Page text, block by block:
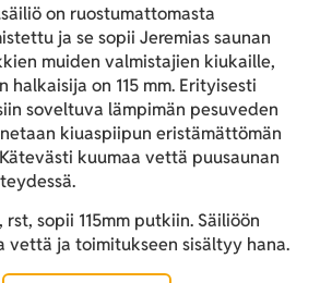
on ruostumattomasta
ja se sopii Jeremias saunan
muiden valmistajien kiukaille,
halkaisija on 115 mm. Erityisesti
soveltuva lämpimän pesuveden
kiuaspiipun eristämättömän
kuumaa vettä puusaunan
rst, sopii 115mm putkiin. Säiliöön
vettä ja toimitukseen sisältyy hana.